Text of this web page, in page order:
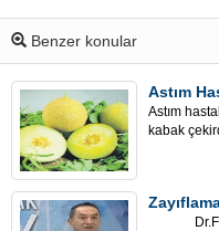
Benzer konular
Astım
Astım
kabak